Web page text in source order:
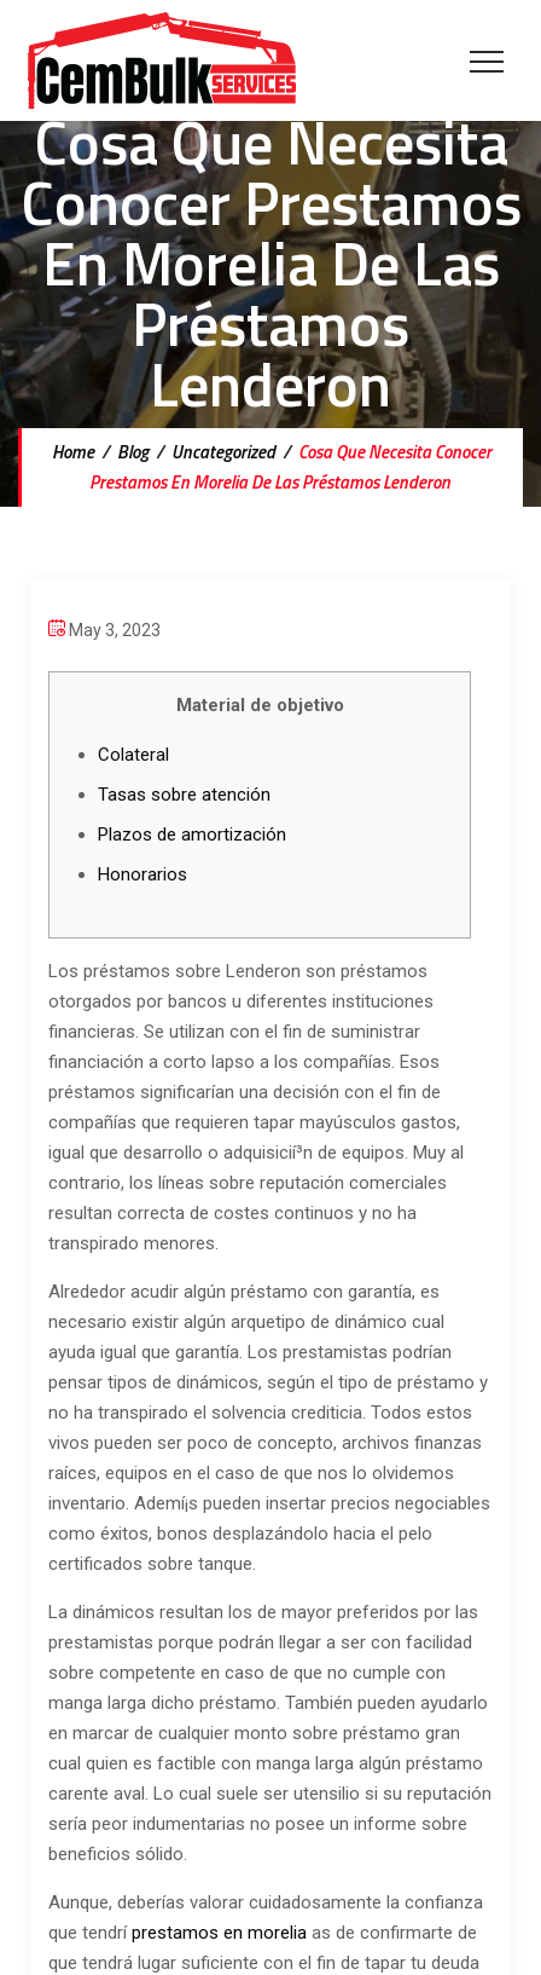
Cosa Que Necesita
Conocer Prestamos
En Morelia De Las
Préstamos
Lenderon
Home/ Blog/ Uncategorized/ Cosa Que Necesita Conocer
Prestamos En Morelia De Las Préstamos Lenderon
May 3, 2023
Material de objetivo
Colateral
Tasas sobre atención
Plazos de amortización
Honorarios
Los préstamos sobre Lenderon son préstamos
otorgados por bancos u diferentes instituciones
financieras. Se utilizan con el fin de suministrar
financiación a corto lapso a los compañías. Esos
préstamos significarían una decisión con el fin de
compañías que requieren tapar mayúsculos gastos,
igual que desarrollo o adquisicií³n de equipos. Muy al
contrario, los líneas sobre reputación comerciales
resultan correcta de costes continuos y no ha
transpirado menores.
Alrededor acudir algún préstamo con garantía, es
necesario existir algún arquetipo de dinámico cual
ayuda igual que garantía. Los prestamistas podrían
pensar tipos de dinámicos, según el tipo de préstamo y
no ha transpirado el solvencia crediticia. Todos estos
vivos pueden ser poco de concepto, archivos finanzas
raíces, equipos en el caso de que nos lo olvidemos
inventario. Ademí¡s pueden insertar precios negociables
como éxitos, bonos desplazándolo hacia el pelo
certificados sobre tanque.
La dinámicos resultan los de mayor preferidos por las
prestamistas porque podrán llegar a ser con facilidad
sobre competente en caso de que no cumple con
manga larga dicho préstamo. También pueden ayudarlo
en marcar de cualquier monto sobre préstamo gran
cual quien es factible con manga larga algún préstamo
carente aval. Lo cual suele ser utensilio si su reputación
serí­a peor indumentarias no posee un informe sobre
beneficios sólido.
Aunque, deberías valorar cuidadosamente la confianza
que tendríprestamos en morelia ­as de confirmarte de
que tendrá lugar suficiente con el fin de tapar tu deuda